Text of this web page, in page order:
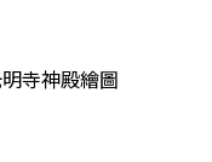
寺神殿繪圖